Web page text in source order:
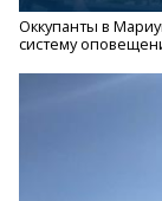
Оккупанты в
систему